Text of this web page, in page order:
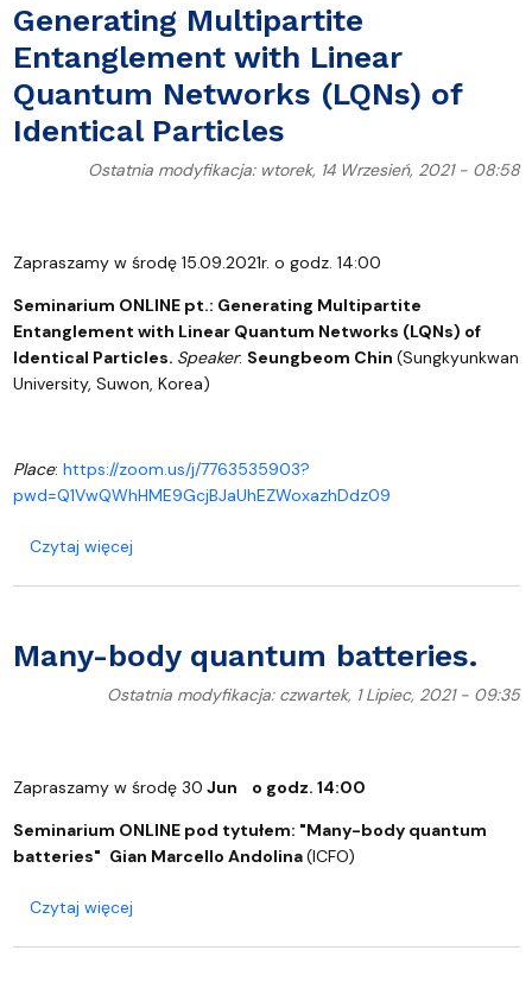
Generating Multipartite
Entanglement with Linear
Quantum Networks (LQNs) of
Identical Particles
Ostatnia modyfikacja: wtorek, 14 Wrzesień, 2021 - 08:58
Zapraszamy w środę 15.09.2021r. o godz. 14:00
Seminarium ONLINE pt.: Generating Multipartite
Entanglement with Linear Quantum Networks (LQNs) of
Identical Particles. Speaker: Seungbeom Chin (Sungkyunkwan
University, Suwon, Korea)
Place: https://zoom.us/j/7763535903?
pwd=Q1VwQWhHME9GcjBJaUhEZWoxazhDdz09
Czytaj więcejo Generating Multipartite Entanglement with
Many-body quantum batteries.
Ostatnia modyfikacja: czwartek, 1 Lipiec, 2021 - 09:35
Zapraszamy w środę 30 Jun
o godz. 14:00
Seminarium ONLINE pod tytułem: "Many-body quantum
batteries" Gian Marcello Andolina(ICFO)
Czytaj więcejo Many-body quantum batteries.